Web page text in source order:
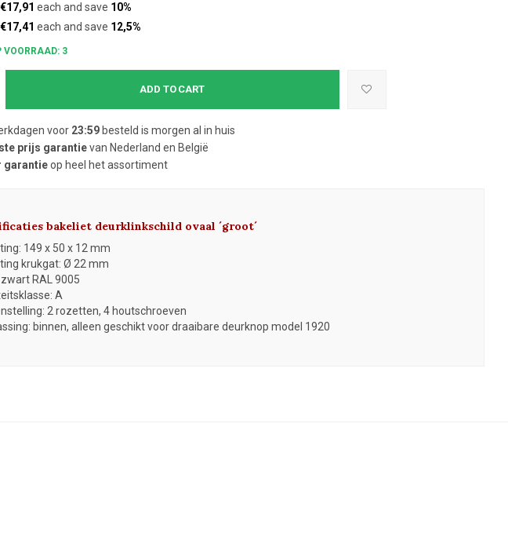
€17,91 each and save 10%
€17,41 each and save 12,5%
3
ADD TO CART
voor 23:59besteld is morgen al in huis
prijs garantievan Nederland en België
garantieop heel het assortiment
bakeliet deurklinkschild ovaal ´groot´
149 x 50 x 12 mm
krukgat: Ø 22 mm
zwart RAL 9005
A
2 rozetten, 4 houtschroeven
binnen, alleen geschikt voor draaibare deurknop model 1920